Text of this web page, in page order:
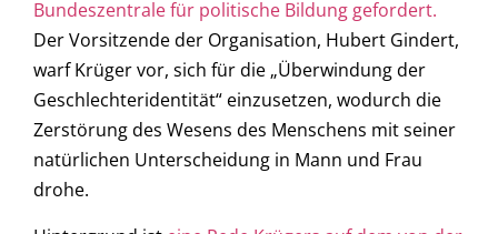
Bundeszentrale für politische Bildung gefordert.
Der Vorsitzende der Organisation, Hubert Gindert,
warf Krüger vor, sich für die „Überwindung der
Geschlechteridentität“ einzusetzen, wodurch die
Zerstörung des Wesens des Menschens mit seiner
natürlichen Unterscheidung in Mann und Frau
drohe.